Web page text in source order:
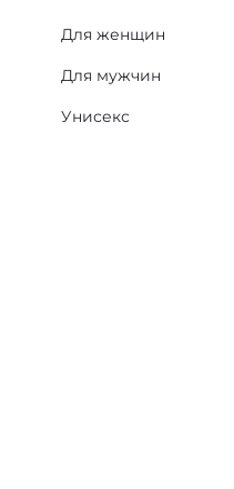
Для женщин
Для мужчин
Унисекс